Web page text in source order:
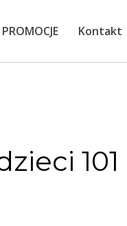
PROMOCJE Kontakt